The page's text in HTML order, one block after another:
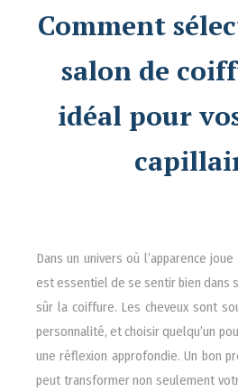
Comment
salon de
idéal pour
Dans un univers où l’apparence
est essentiel de se sentir bien dans
sûr la coiffure. Les cheveux sont
personnalité, et choisir quelqu’un
une réflexion approfondie. Un bon
peut transformer non seulement